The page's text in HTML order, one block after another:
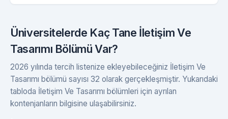
Üniversitelerde Kaç Tane İletişim Ve
Tasarımı Bölümü Var?
2026 yılında tercih listenize ekleyebileceğiniz İletişim Ve
Tasarımı bölümü sayısı 32 olarak gerçekleşmiştir. Yukarıdaki
tabloda İletişim Ve Tasarımı bölümleri için ayrılan
kontenjanların bilgisine ulaşabilirsiniz.